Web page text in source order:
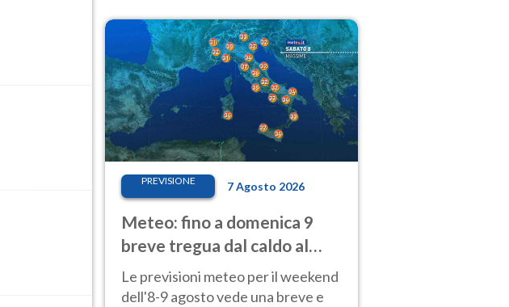
PREVISIONE 7 Agosto 2026
Meteo: fino a domenica 9
breve tregua dal caldo al
Nord! Altrove calura e afa
Le previsioni meteo per il weekend
dell'8-9 agosto vede una breve e